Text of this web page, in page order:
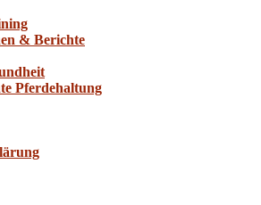
& Berichte
Pferdehaltung